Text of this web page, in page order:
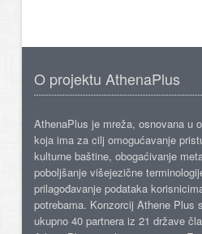
O projektu AthenaPlus
AthenaPlus je mreža, osnovana u
koja ima za cilj omogućavanje
kulturne baštine, obogaćivanje
poboljšanje višejezične
prilagođavanje podataka
potrebama. Konzorcij Athene Plus
ukupno 40 partnera iz 21 države